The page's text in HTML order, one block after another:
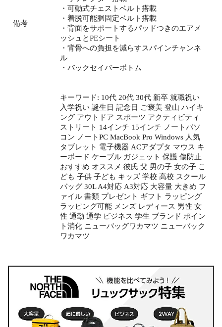
備考
・可動式チェストベルト搭載
・着脱可能胴固定ベルト搭載
・背面をサポートするパッドつきのエアメ
ッシュとPEシート
・背骨への負担を減らすスパインチャンネ
ル
・バックセイバーボトム
キーワード: 10代 20代 30代 新卒 就職祝い
入学祝い 誕生日 記念日 ご褒美 登山 ハイキ
ング アウトドア スポーツ アクティビティ
ストリート 14インチ 15インチ ノートパソ
コン ノートPC MacBook Pro Windows 人気
タブレット 電子機器 ACアダプタ マウス キ
ーボード ケーブル ガジェット 保護 傷防止
おすすめ オススメ 彼氏 父 男の子 女の子 こ
ども 子供 子ども キッズ 学校 高校 スクール
バッグ 30L A4対応 A3対応 大容量 大きめ フ
ァイル 書類 プレゼント ギフト ラッピング
ラッピング可能 メンズ レディース 男性 女
性 通勤 通学 ビジネス 学生 ブランド ポイン
ト消化 ニューバッグワカマツ ニューバック
ワカマツ